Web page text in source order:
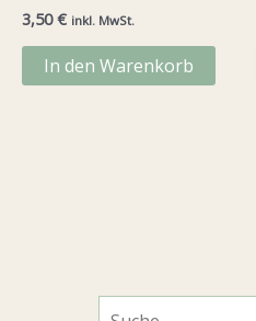
3,50€ inkl. MwSt.
In den Warenkorb